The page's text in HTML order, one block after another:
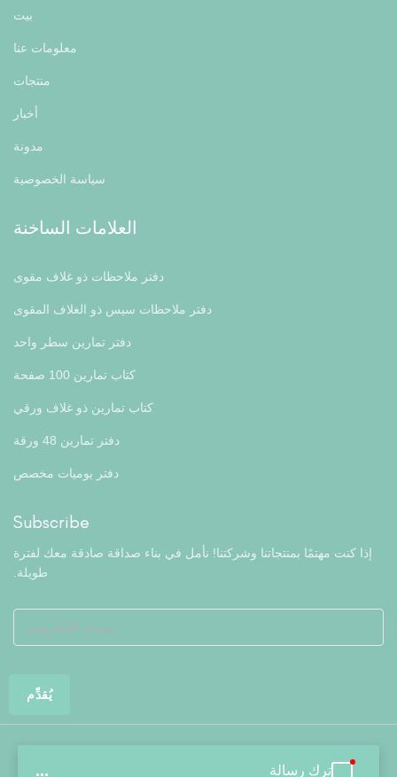
ترك رسالة ...
بيت
معلومات عنا
منتجات
أخبار
مدونة
سياسة الخصوصية
العلامات الساخنة
دفتر ملاحظات ذو غلاف مقوى
دفتر ملاحظات سيس ذو الغلاف المقوى
دفتر تمارين سطر واحد
كتاب تمارين 100 صفحة
كتاب تمارين ذو غلاف ورقي
دفتر تمارين 48 ورقة
دفتر يوميات مخصص
Subscribe
إذا كنت مهتمًا بمنتجاتنا وشركتنا! نأمل في بناء صداقة صادقة معك لفترة
طويلة.